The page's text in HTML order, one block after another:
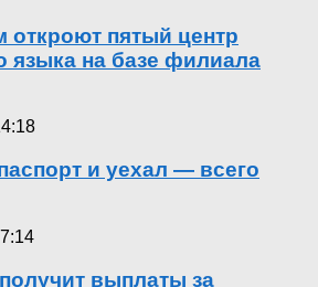
откроют пятый центр
языка на базе филиала
и уехал — всего
выплаты за